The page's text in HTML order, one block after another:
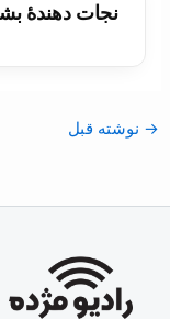
نجات دهندۀ
→ نوشته قبل